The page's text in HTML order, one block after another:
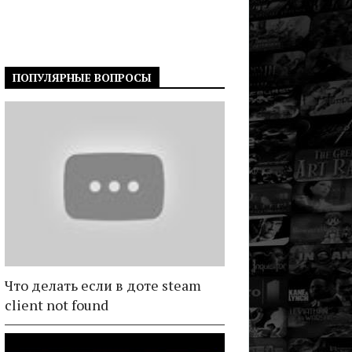
ПОПУЛЯРНЫЕ ВОПРОСЫ
Что делать если в доте steam
client not found